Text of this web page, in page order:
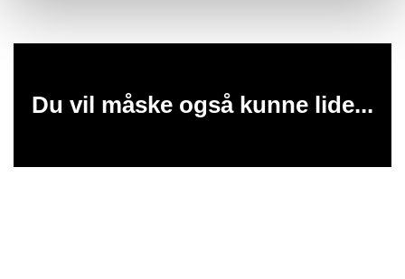
Du vil måske også kunne lide...